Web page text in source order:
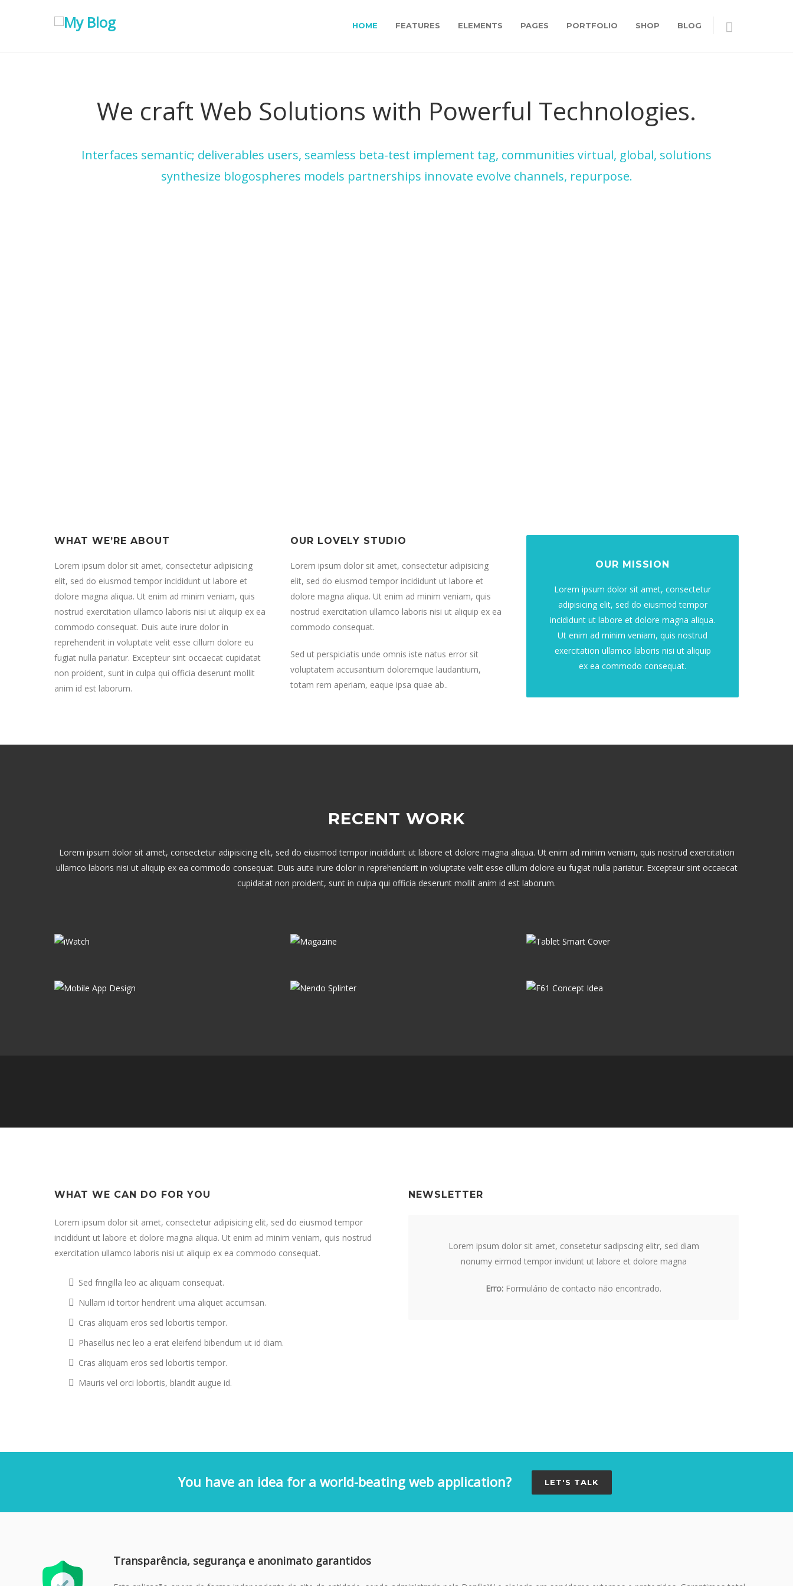
HOME FEATURES ELEMENTS PAGES PORTFOLIO SHOP BLOG
We craft Web Solutions with Powerful Technologies.
Interfaces semantic; deliverables users, seamless beta-test implement tag, communities virtual, global, solutions
synthesize blogospheres models partnerships innovate evolve channels, repurpose.
WHAT WE’RE ABOUT
Lorem ipsum dolor sit amet, consectetur adipisicing
elit, sed do eiusmod tempor incididunt ut labore et
dolore magna aliqua. Ut enim ad minim veniam, quis
nostrud exercitation ullamco laboris nisi ut aliquip ex ea
commodo consequat. Duis aute irure dolor in
reprehenderit in voluptate velit esse cillum dolore eu
fugiat nulla pariatur. Excepteur sint occaecat cupidatat
non proident, sunt in culpa qui officia deserunt mollit
anim id est laborum.
OUR LOVELY STUDIO
Lorem ipsum dolor sit amet, consectetur adipisicing
elit, sed do eiusmod tempor incididunt ut labore et
dolore magna aliqua. Ut enim ad minim veniam, quis
nostrud exercitation ullamco laboris nisi ut aliquip ex ea
commodo consequat.
Sed ut perspiciatis unde omnis iste natus error sit
voluptatem accusantium doloremque laudantium,
totam rem aperiam, eaque ipsa quae ab..
OUR MISSION
Lorem ipsum dolor sit amet, consectetur
adipisicing elit, sed do eiusmod tempor
incididunt ut labore et dolore magna aliqua.
Ut enim ad minim veniam, quis nostrud
exercitation ullamco laboris nisi ut aliquip
ex ea commodo consequat.
RECENT WORK
Lorem ipsum dolor sit amet, consectetur adipisicing elit, sed do eiusmod tempor incididunt ut labore et dolore magna aliqua. Ut enim ad minim veniam, quis nostrud exercitation
ullamco laboris nisi ut aliquip ex ea commodo consequat. Duis aute irure dolor in reprehenderit in voluptate velit esse cillum dolore eu fugiat nulla pariatur. Excepteur sint occaecat
cupidatat non proident, sunt in culpa qui officia deserunt mollit anim id est laborum.
WHAT WE CAN DO FOR YOU
Lorem ipsum dolor sit amet, consectetur adipisicing elit, sed do eiusmod tempor
incididunt ut labore et dolore magna aliqua. Ut enim ad minim veniam, quis nostrud
exercitation ullamco laboris nisi ut aliquip ex ea commodo consequat.
Sed fringilla leo ac aliquam consequat.
Nullam id tortor hendrerit urna aliquet accumsan.
Cras aliquam eros sed lobortis tempor.
Phasellus nec leo a erat eleifend bibendum ut id diam.
Cras aliquam eros sed lobortis tempor.
Mauris vel orci lobortis, blandit augue id.
NEWSLETTER
Lorem ipsum dolor sit amet, consetetur sadipscing elitr, sed diam
nonumy eirmod tempor invidunt ut labore et dolore magna
Erro: Formulário de contacto não encontrado.
You have an idea for a world-beating web application? LET'S TALK
Transparência, segurança e anonimato garantidos